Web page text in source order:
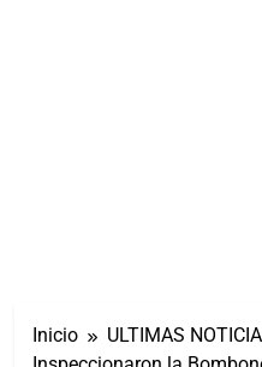
Inicio
ULTIMAS